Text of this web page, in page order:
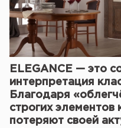
ELEGANCE — это
интерпретация
Благодаря
строгих элементов
потеряют своей